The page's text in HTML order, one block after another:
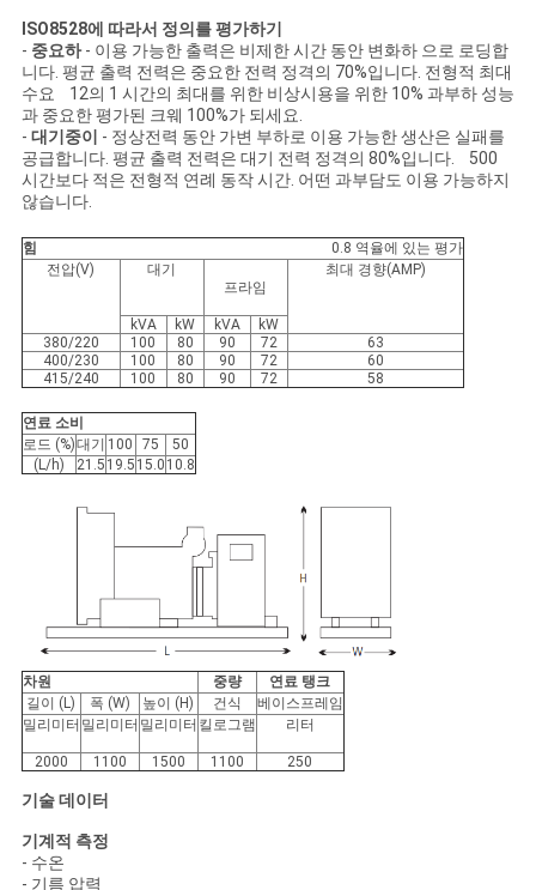
PRIVACY
POLICY
ISO8528에 따라서 정의를 평가하기
- 중요하- 이용 가능한 출력은 비제한 시간 동안 변화하 으로 로딩합
니다. 평균 출력 전력은 중요한 전력 정격의 70%입니다. 전형적 최대
수요 12의 1 시간의 최대를 위한 비상시용을 위한 10% 과부하 성능
과 중요한 평가된 크웨 100%가 되세요.
- 대기중이 - 정상전력 동안 가변 부하로 이용 가능한 생산은 실패를
공급합니다. 평균 출력 전력은 대기 전력 정격의 80%입니다. 500
시간보다 적은 전형적 연례 동작 시간. 어떤 과부담도 이용 가능하지
않습니다.
힘
0.8 역율에 있는 평가
전압(V)
대기
프라임
최대 경향(AMP)
kVA kW kVA
kW
380/220
100 80 90 72
63
400/230
100 80 90 72
60
415/240
100 80 90 72 58
연료 소비
로드 (%)대기 100 75
50
(L/h)
21.5 19.5 15.0 10.8
차원 중량
연료 탱크
길이 (L)
폭 (W) 높이 (H) 건식
베이스프레임
밀리미터 밀리미터 밀리미터 킬로그램 리터
2000 1100 1500 1100 250
기술 데이터
기계적 측정
- 수온
- 기름 압력